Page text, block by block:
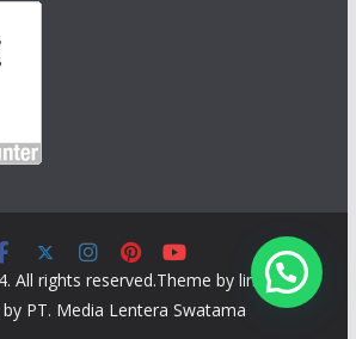
All rights reserved.Theme by linestv.id
PT. Media Lentera Swatama